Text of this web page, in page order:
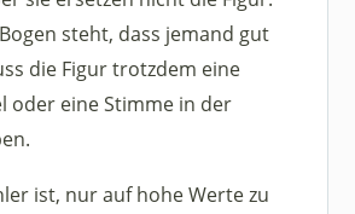
steht, dass jemand gut
die Figur trotzdem eine
oder eine Stimme in der
ist, nur auf hohe Werte zu